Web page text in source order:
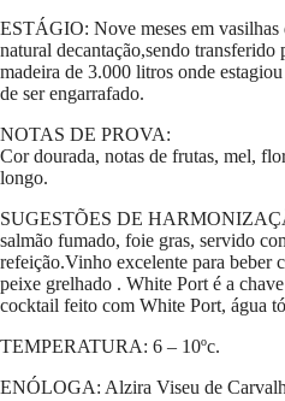
ESTÁGIO: Nove meses em vasilhas
natural decantação,sendo transferido
madeira de 3.000 litros onde
de ser engarrafado.
NOTAS DE PROVA:
Cor dourada, notas de frutas, mel,
longo.
SUGESTÕES DE
salmão fumado, foie gras, servido
refeição.Vinho excelente para beber
peixe grelhado . White Port é a
cocktail feito com White Port, água
TEMPERATURA: 6 – 10ºc.
ENÓLOGA: Alzira Viseu de